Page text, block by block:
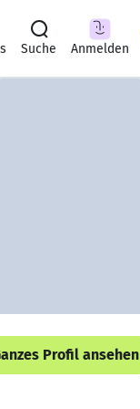
Suche Anmelden
Profil ansehen